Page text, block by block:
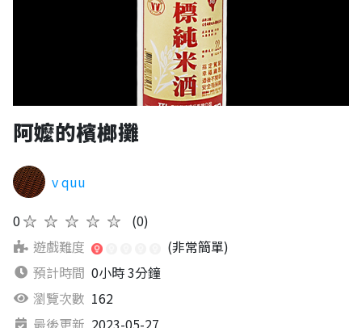
阿嬤的檳榔攤
v quu
0★★★★★
(0)
遊戲難度
(非常簡單)
預計時間 0小時 3分鐘
瀏覽次數 162
最後更新 2023-05-27